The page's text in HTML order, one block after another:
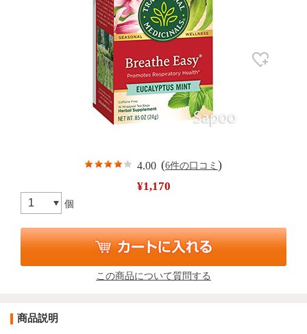
4.00 (6件の口コミ )
¥1,170
個
この商品について質問する
商品説明